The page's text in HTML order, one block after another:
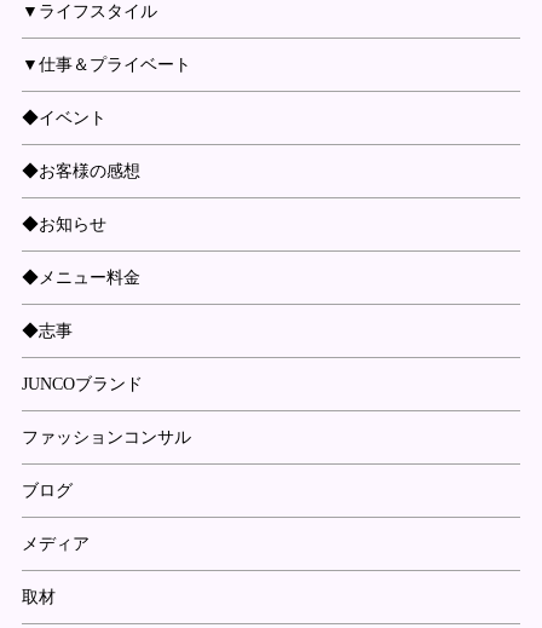
▼ライフスタイル
▼仕事＆プライベート
◆イベント
◆お客様の感想
◆お知らせ
◆メニュー料金
◆志事
JUNCOブランド
ファッションコンサル
ブログ
メディア
取材